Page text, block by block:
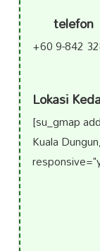
telefon
+60 9-842
Lokasi
[su_gmap
Kuala